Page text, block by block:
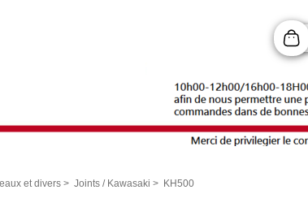
et divers > Joints / Kawasaki > KH500